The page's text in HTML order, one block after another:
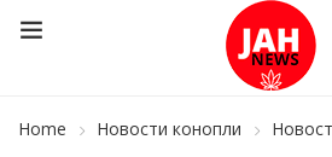
Home Новости конопли